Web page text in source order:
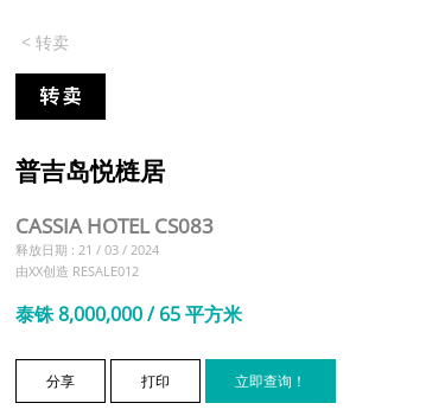
< 转卖
普吉岛悦梿居
CASSIA HOTEL CS083
释放日期 : 21 / 03 / 2024
由XX创造 RESALE012
泰铢 8,000,000 / 65 平方米
分享 打印 立即查询！